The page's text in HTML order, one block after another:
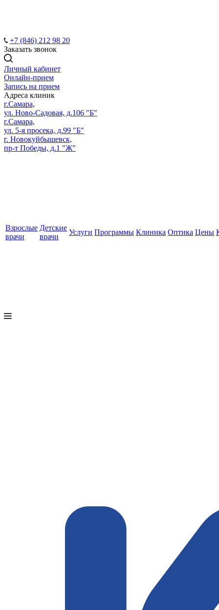
+7 (846) 212 98 20
Заказать звонок
Личный кабинет
Онлайн-прием
Запись на прием
Адреса клиник
г.Самара,
ул. Ново-Садовая, д.106 "Б"
г.Самара,
ул. 5-я просека, д.99 "Б"
г. Новокуйбышевск,
пр-т Победы, д.1 "Ж"
Взрослые
врачи
Детские
врачи
Услуги Программы Клиника Оптика Цены